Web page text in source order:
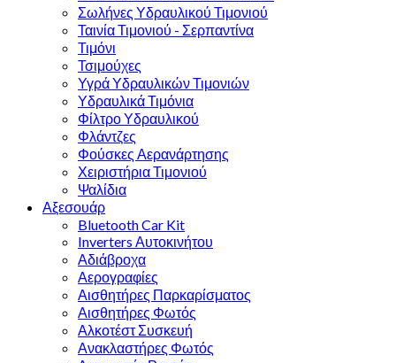
Σωλήνες Υδραυλικού Τιμονιού
Ταινία Τιμονιού - Σερπαντίνα
Τιμόνι
Τσιμούχες
Υγρά Υδραυλικών Τιμονιών
Υδραυλικά Τιμόνια
Φίλτρο Υδραυλικού
Φλάντζες
Φούσκες Αερανάρτησης
Χειριστήρια Τιμονιού
Ψαλίδια
Αξεσουάρ
Bluetooth Car Kit
Inverters Αυτοκινήτου
Αδιάβροχα
Αερογραφίες
Αισθητήρες Παρκαρίσματος
Αισθητήρες Φωτός
Αλκοτέστ Συσκευή
Ανακλαστήρες Φωτός